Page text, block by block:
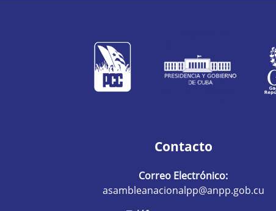
Contacto
Correo Electrónico:
asambleanacionalpp@anpp.gob.cu